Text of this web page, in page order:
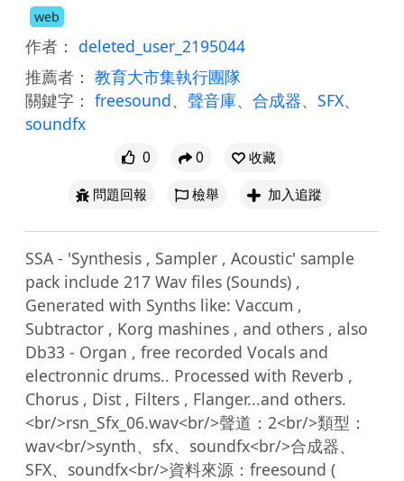
web
作者： deleted_user_2195044
推薦者： 教育大市集執行團隊
關鍵字： freesound、 聲音庫、 合成器、 SFX、
soundfx
0 0
收藏
問題回報
檢舉 加入追蹤
SSA - 'Synthesis , Sampler , Acoustic' sample
pack include 217 Wav files (Sounds) ,
Generated with Synths like: Vaccum ,
Subtractor , Korg mashines , and others , also
Db33 - Organ , free recorded Vocals and
electronnic drums.. Processed with Reverb ,
Chorus , Dist , Filters , Flanger...and others.
<br/>rsn_Sfx_06.wav<br/>聲道：2<br/>類型：
wav<br/>synth、sfx、soundfx<br/>合成器、
SFX、soundfx<br/>資料來源：freesound (